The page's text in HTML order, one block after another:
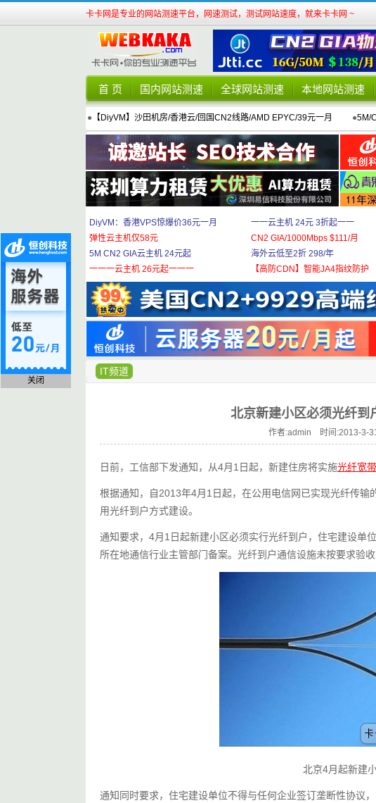
卡卡网是专业的网站测速平台，网速测试，测试网站速度，就来卡卡网 ~
首 页 国内网站测速 全球网站测速 本地网站测速
● 【DiyVM】沙田机房/香港云/回国CN2线路/AMD EPYC/39元一月 ●5M/
DiyVM：香港VPS惊爆价36元一月
弹性云主机仅58元
5M CN2 GIA云主机 24元起
一一一云主机 26元起一一一
一一云主机 24元 3折起一一
CN2 GIA/1000Mbps $111/月
海外云低至2折 298/年
【高防CDN】智能JA4指纹防护
IT频道
北京新建小区必须光纤到
作者:admin 时间:2013-3-
日前，工信部下发通知，从4月1日起，新建住房将实施光纤宽带
根据通知，自2013年4月1日起，在公用电信网已实现光纤传
用光纤到户方式建设。
通知要求，4月1日起新建小区必须实行光纤到户，住宅建设单
所在地通信行业主管部门备案。光纤到户通信设施未按要求验
北京4月起新建
通知同时要求，住宅建设单位不得与任何企业签订垄断性协议
关闭